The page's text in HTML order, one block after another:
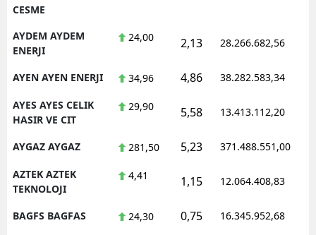
CESME
AYDEM AYDEM
ENERJI
24,00 2,13 28.266.682,56
AYEN AYEN ENERJI 34,96 4,86 38.282.583,34
AYES AYES CELIK
HASIR VE CIT
29,90 5,58 13.413.112,20
AYGAZ AYGAZ 281,50 5,23 371.488.551,00
AZTEK AZTEK
TEKNOLOJI
4,41 1,15 12.064.408,83
BAGFS BAGFAS 24,30 0,75 16.345.952,68